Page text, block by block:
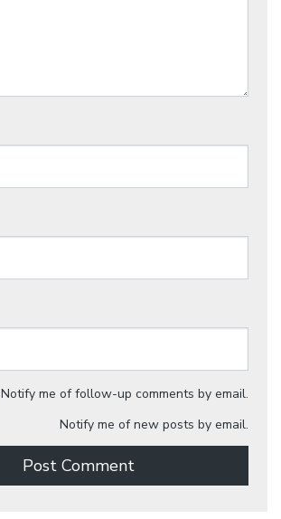
Notify me of follow-up comments by email.
Notify me of new posts by email.